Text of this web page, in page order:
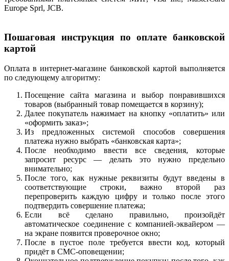
Europe Sprl, JCB.
Пошаговая инструкция по оплате банковской
картой
Оплата в интернет-магазине банковской картой выполняется
по следующему алгоритму:
Посещение сайта магазина и выбор понравившихся
товаров (выбранный товар помещается в корзину);
Далее покупатель нажимает на кнопку «оплатить» или
«оформить заказ»;
Из предложенных системой способов совершения
платежа нужно выбрать «банковская карта»;
После необходимо ввести все сведения, которые
запросит ресурс — делать это нужно предельно
внимательно;
После того, как нужные реквизиты будут введены в
соответствующие строки, важно второй раз
перепроверить каждую цифру и только после этого
подтвердить совершение платежа;
Если всё сделано правильно, произойдёт
автоматическое соединение с компанией-эквайером —
на экране появится проверочное окно;
После в пустое поле требуется ввести код, который
придёт в СМС-оповещении;